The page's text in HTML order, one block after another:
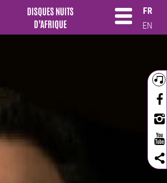
DISQUES NUITS
D’AFRIQUE
FR
EN